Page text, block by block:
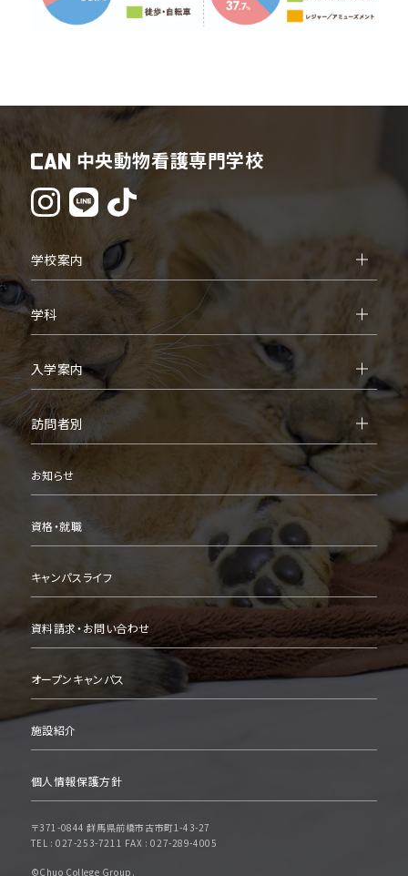
中央動物看護専門学校
学校案内
学科
入学案内
訪問者別
お知らせ
資格・就職
キャンパスライフ
資料請求・お問い合わせ
オープンキャンパス
施設紹介
個人情報保護方針
〒371-0844 群馬県前橋市古市町1-43-27
TEL :027-253-7211 FAX : 027-289-4005
©︎Chuo College Group.